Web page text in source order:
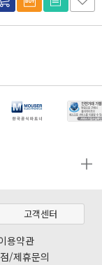
고객센터
용약관
/제휴문의